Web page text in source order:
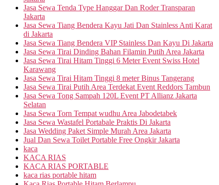
Jasa Sewa Tenda Type Hanggar Dan Roder Transparan
Jakarta
Jasa Sewa Tiang Bendera Kayu Jati Dan Stainless Anti Karat
di Jakarta
Jasa Sewa Tiang Bendera VIP Stainless Dan Kayu Di Jakarta
Jasa Sewa Tirai Dinding Bahan Filamin Putih Area Jakarta
Jasa Sewa Tirai Hitam Tinggi 6 Meter Event Swiss Hotel
Karawang
Jasa Sewa Tirai Hitam Tinggi 8 meter Binus Tangerang
Jasa Sewa Tirai Putih Area Terdekat Event Reddors Tambun
Jasa Sewa Tong Sampah 120L Event PT Allianz Jakarta
Selatan
Jasa Sewa Torn Tempat wudhu Area Jabodetabek
Jasa Sewa Wastafel Portabale Praktis Di Jakarta
Jasa Wedding Paket Simple Murah Area Jakarta
Jual Dan Sewa Toilet Portable Free Ongkir Jakarta
kaca
KACA RIAS
KACA RIAS PORTABLE
kaca rias portable hitam